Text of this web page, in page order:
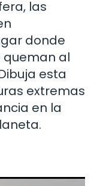
las
donde
queman al
esta
extremas
en la